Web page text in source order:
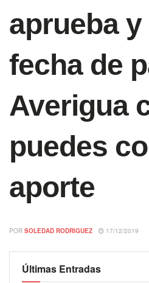
aprueba
fecha de
Averigua
puedes
aporte
POR SOLEDAD RODRIGUEZ 17/12/2019
Últimas Entradas